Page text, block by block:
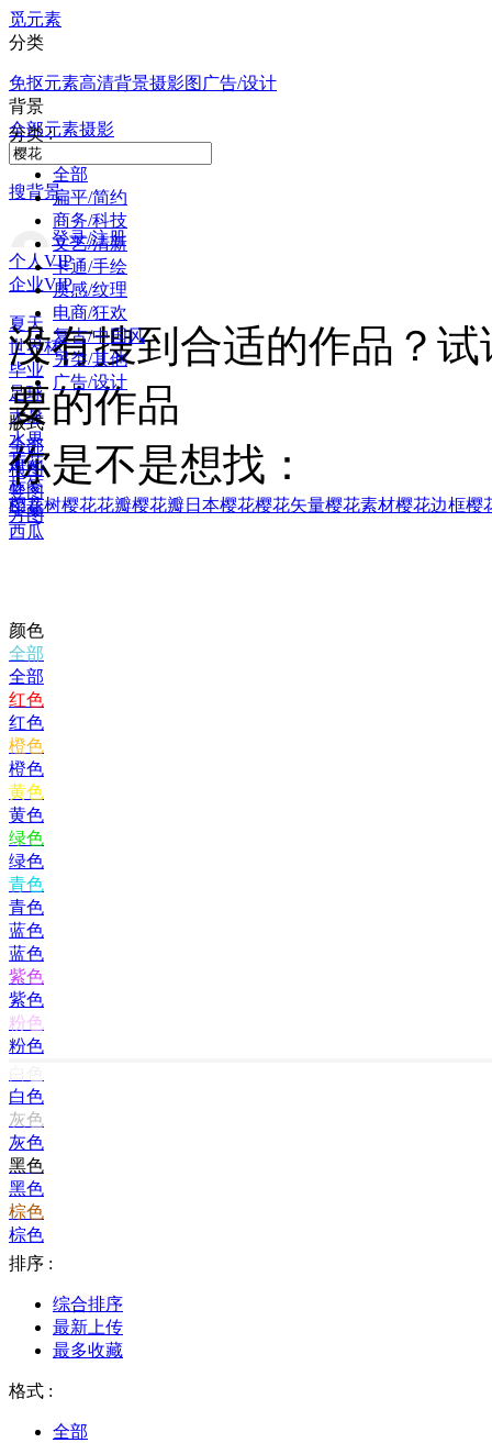
觅元素
分类
免抠元素高清背景摄影图 广告/设计
背景
全部元素摄影
搜背景
登录/注册
个人VIP
企业VIP
夏天
世界杯
毕业
足球
大暑
水果
荷花
标签
印章
西瓜
分类 :
全部
扁平/简约
商务/科技
文艺/清新
卡通/手绘
质感/纹理
电商/狂欢
复古/中国风
另类/其他
广告/设计
版式
全部
横图
竖图
方图
颜色
全部
全部
红色
红色
橙色
橙色
黄色
黄色
绿色
绿色
青色
青色
蓝色
蓝色
紫色
紫色
粉色
粉色
白色
灰色
灰色
黑色
黑色
棕色
棕色
排序 :
综合排序
最新上传
最多收藏
格式 :
全部
没有搜到合适的作品？
要的作品
你是不是想找：
樱花树樱花花瓣樱花瓣日本樱花樱花矢量樱花素材樱花边框樱